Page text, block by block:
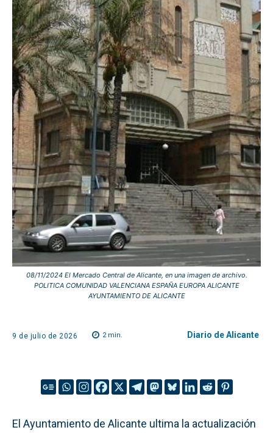
08/11/2024 El Mercado Central de Alicante, en una imagen de archivo.
POLITICA COMUNIDAD VALENCIANA ESPAÑA EUROPA ALICANTE
AYUNTAMIENTO DE ALICANTE
9 de julio de 2026 2min. Diario de Alicante
El Ayuntamiento de Alicante ultima la actualización